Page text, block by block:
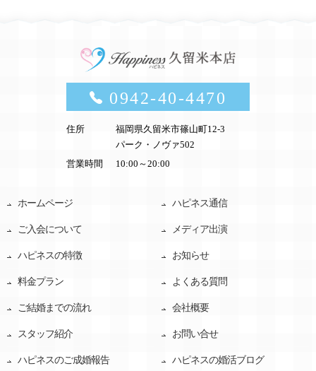
0942-40-4470
住所
福岡県久留米市篠山町12-3
パーク・ノヴァ502
営業時間
10:00～20:00
ホームページ
ご入会について
ハピネスの特徴
料金プラン
ご結婚までの流れ
スタッフ紹介
ハピネスのご成婚報告
ハピネス通信
メディア出演
お知らせ
よくある質問
会社概要
お問い合せ
ハピネスの婚活ブログ